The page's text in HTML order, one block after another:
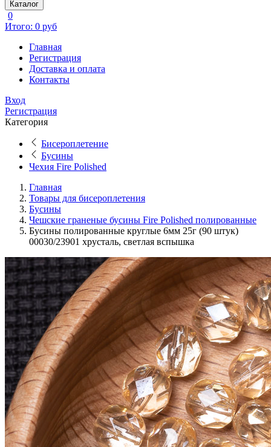
Каталог
0
Итого: 0 руб
Главная
Регистрация
Доставка и оплата
Контакты
Вход
Регистрация
Категория
Бисероплетение
Бусины
Чехия Fire Polished
Главная
Товары для бисероплетения
Бусины
Чешские граненые бусины Fire Polished полированные
Бусины полированные круглые 6мм 25г (90 штук)
00030/23901 хрусталь, светлая вспышка